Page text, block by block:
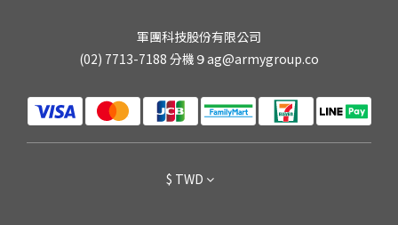
軍團科技股份有限公司
(02) 7713-7188 分機９ag@armygroup.co
$ TWD